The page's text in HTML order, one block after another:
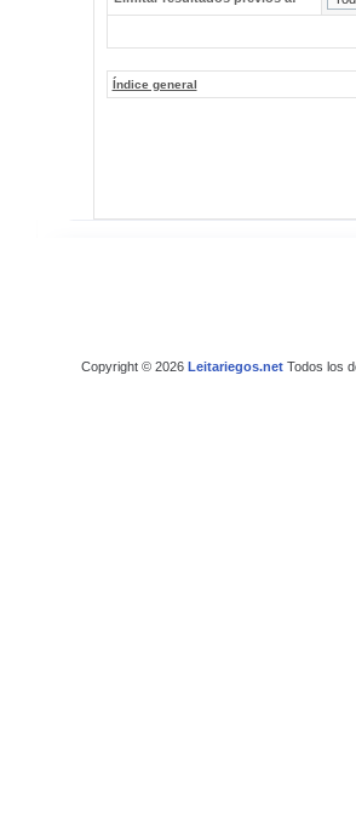
Índice general
Copyright © 2026 Leitariegos.netTodos los